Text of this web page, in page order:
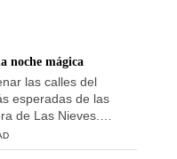
noche mágica
las calles del
esperadas de las
de Las Nieves.…